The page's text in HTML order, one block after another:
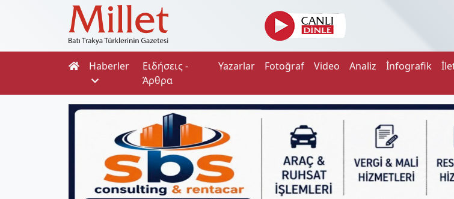
Haberler
Ειδήσεις -
Άρθρα
Yazarlar Fotoğraf Video Analiz İnfografik